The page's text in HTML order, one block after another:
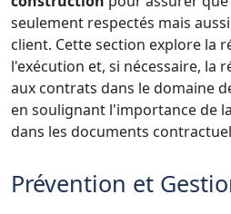
seulement respectés mais
client. Cette section explore la
l'exécution et, si nécessaire, la
aux contrats dans le domaine
en soulignant l'importance de
dans les documents
Prévention et